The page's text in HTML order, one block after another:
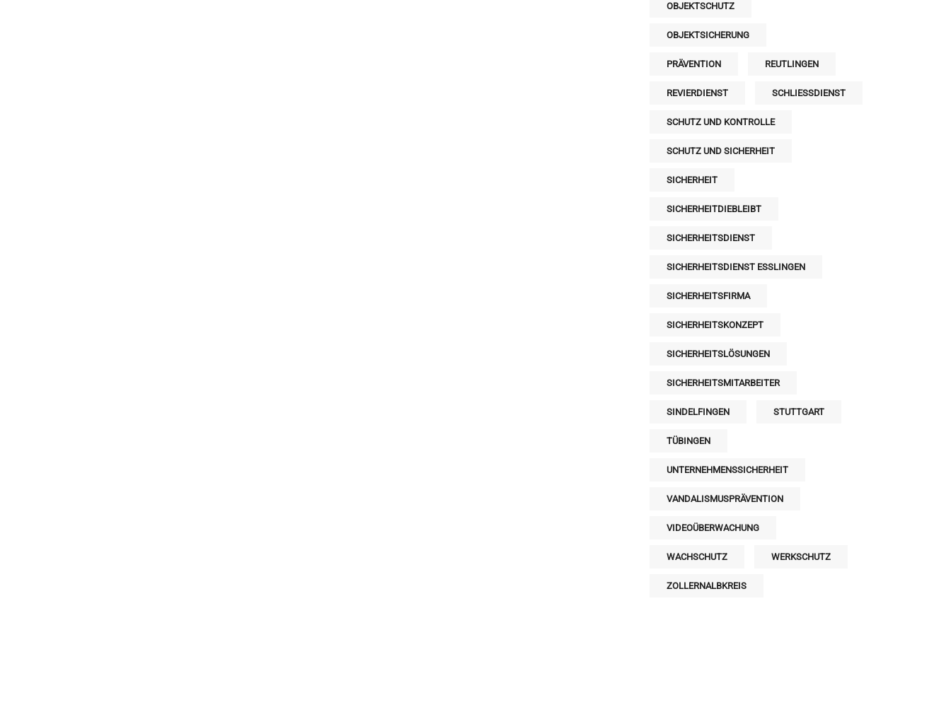
OBJEKTSCHUTZ
OBJEKTSICHERUNG
PRÄVENTION REUTLINGEN
REVIERDIENST SCHLIESSDIENST
SCHUTZ UND KONTROLLE
SCHUTZ UND SICHERHEIT
SICHERHEIT
SICHERHEITDIEBLEIBT
SICHERHEITSDIENST
SICHERHEITSDIENST ESSLINGEN
SICHERHEITSFIRMA
SICHERHEITSKONZEPT
SICHERHEITSLÖSUNGEN
SICHERHEITSMITARBEITER
SINDELFINGEN STUTTGART
TÜBINGEN
UNTERNEHMENSSICHERHEIT
VANDALISMUSPRÄVENTION
VIDEOÜBERWACHUNG
WACHSCHUTZ WERKSCHUTZ
ZOLLERNALBKREIS